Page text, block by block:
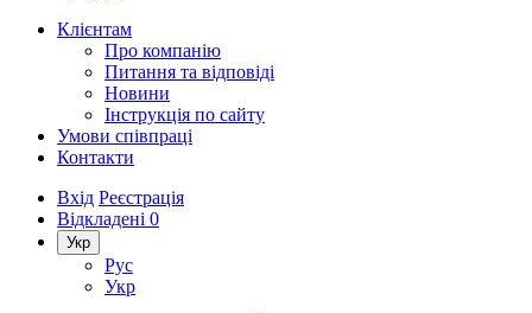
Клієнтам
Про компанію
Питання та відповіді
Новини
Інструкція по сайту
Умови співпраці
Контакти
Вхід Реєстрація
Відкладені 0
Укр
Рус
Укр